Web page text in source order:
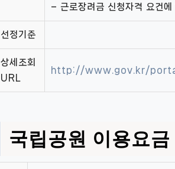
– 근로장려금 신청자격 요건에
선정기준
상세조회
URL
http://www.gov.kr/
국립공원 이용요